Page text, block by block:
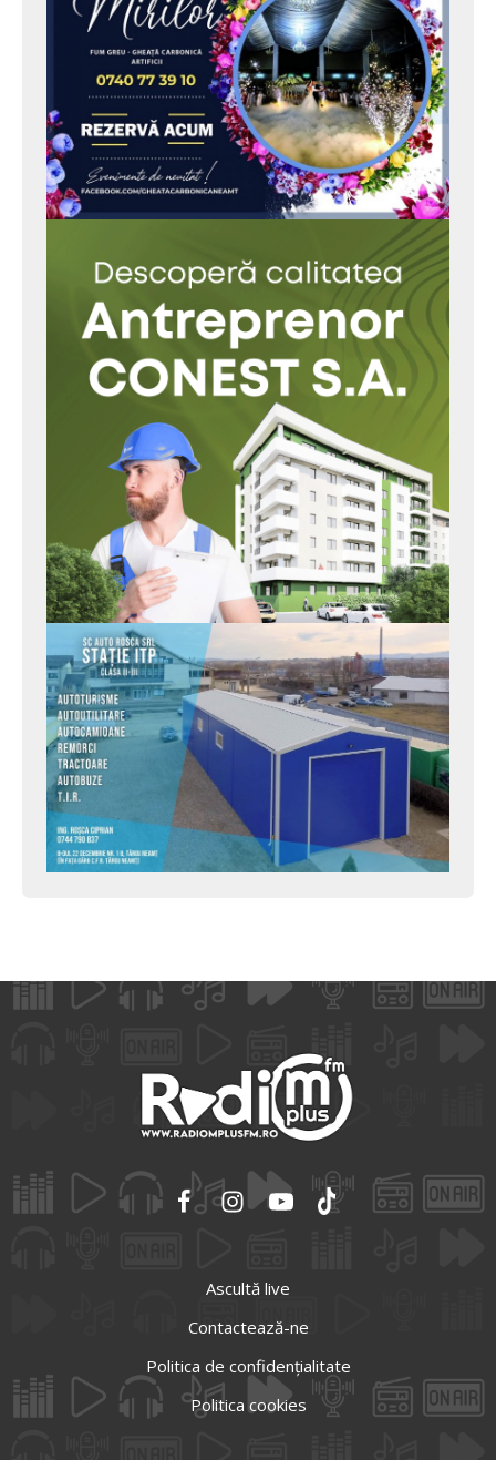
Ascultă live
Contactează-ne
Politica de confidențialitate
Politica cookies